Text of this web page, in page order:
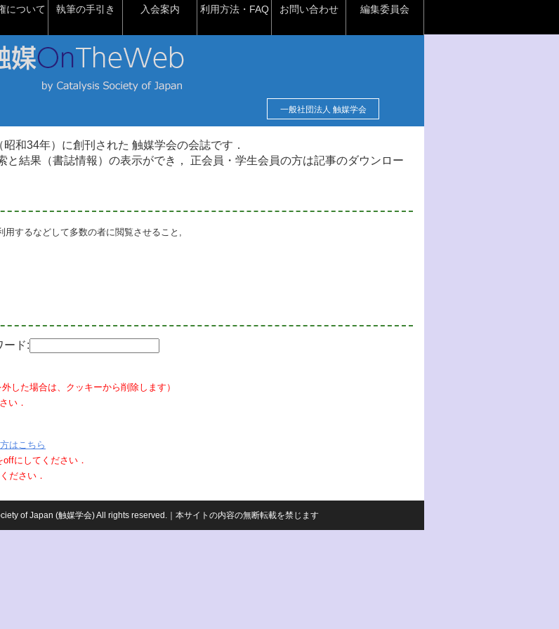
について 執筆の手引き 入会案内 利用方法・FAQ お問い合わせ 編集委員会
一般社団法人 触媒学会
和34年）に創刊された 触媒学会の会誌です．
と結果（書誌情報）の表示ができ， 正会員・学生会員の方は記事のダウンロー
するなどして多数の者に閲覧させること,
ード:
した場合は、クッキーから削除します）
い．
はこちら
にしてください．
ださい．
of Japan (触媒学会) All rights reserved.｜本サイトの内容の無断転載を禁じます